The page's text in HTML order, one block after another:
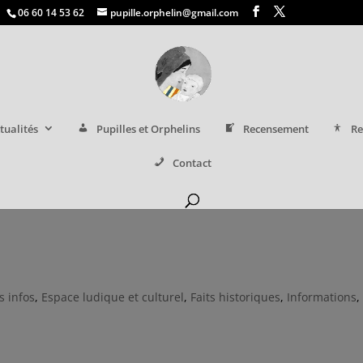
06 60 14 53 62 pupille.orphelin@gmail.com
Pupilles et Orphelins Recensement
Contact
infos, Espace ludique et culturel, Faits historiques, Informations,